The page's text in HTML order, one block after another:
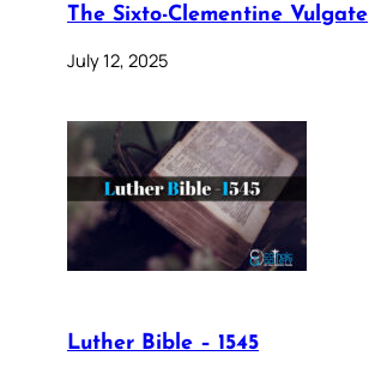
The Sixto-Clementine Vulgate
July 12, 2025
Luther Bible – 1545